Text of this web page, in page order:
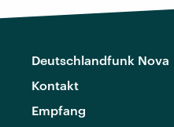
Deutschlandfunk Nova
Kontakt
Empfang